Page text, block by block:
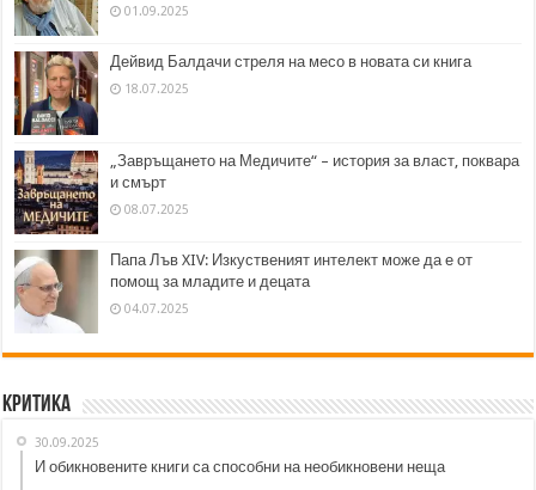
01.09.2025
Дейвид Балдачи стреля на месо в новата си книга
18.07.2025
„Завръщането на Медичите“ – история за власт, поквара
и смърт
08.07.2025
Папа Лъв XIV: Изкуственият интелект може да е от
помощ за младите и децата
04.07.2025
Критика
30.09.2025
И обикновените книги са способни на необикновени неща